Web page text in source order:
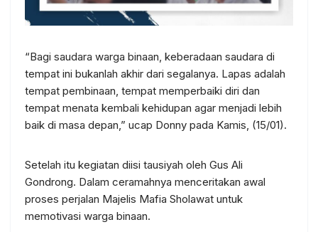
“Bagi saudara warga binaan, keberadaan saudara di
tempat ini bukanlah akhir dari segalanya. Lapas adalah
tempat pembinaan, tempat memperbaiki diri dan
tempat menata kembali kehidupan agar menjadi lebih
baik di masa depan,” ucap Donny pada Kamis, (15/01).
Setelah itu kegiatan diisi tausiyah oleh Gus Ali
Gondrong. Dalam ceramahnya menceritakan awal
proses perjalan Majelis Mafia Sholawat untuk
memotivasi warga binaan.